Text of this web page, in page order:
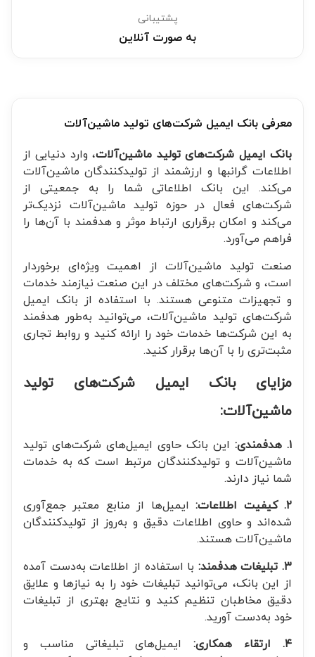
پشتیبانی
به صورت آنلاین
معرفی بانک ایمیل شرکت‌های تولید ماشین‌آلات
بانک ایمیل شرکت‌های تولید ماشین‌آلات، وارد دنیایی از
اطلاعات گرانبها و ارزشمند از تولیدکنندگان ماشین‌آلات
می‌کند. این بانک اطلاعاتی شما را به جمعیتی از
شرکت‌های فعال در حوزه تولید ماشین‌آلات نزدیک‌تر
می‌کند و امکان برقراری ارتباط موثر و هدفمند با آن‌ها را
فراهم می‌آورد.
صنعت تولید ماشین‌آلات از اهمیت ویژه‌ای برخوردار
است، و شرکت‌های مختلف در این صنعت نیازمند خدمات
و تجهیزات متنوعی هستند. با استفاده از بانک ایمیل
شرکت‌های تولید ماشین‌آلات، می‌توانید به‌طور هدفمند
به این شرکت‌ها خدمات خود را ارائه کنید و روابط تجاری
مثبت‌تری را با آن‌ها برقرار کنید.
مزایای بانک ایمیل شرکت‌های تولید
ماشین‌آلات:
این بانک حاوی ایمیل‌های شرکت‌های تولید
ماشین‌آلات و تولیدکنندگان مرتبط است که به خدمات
شما نیاز دارند.
ایمیل‌ها از منابع معتبر جمع‌آوری
شده‌اند و حاوی اطلاعات دقیق و به‌روز از تولیدکنندگان
ماشین‌آلات هستند.
با استفاده از اطلاعات به‌دست آمده
از این بانک، می‌توانید تبلیغات خود را به نیازها و علایق
دقیق مخاطبان تنظیم کنید و نتایج بهتری از تبلیغات
خود به‌دست آورید.
ایمیل‌های تبلیغاتی مناسب و